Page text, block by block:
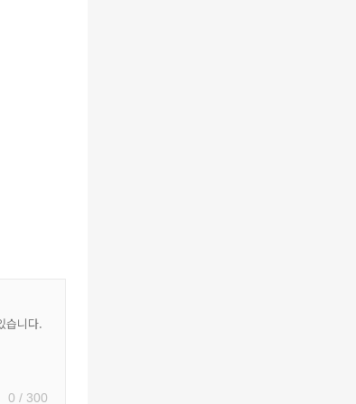
0 / 300